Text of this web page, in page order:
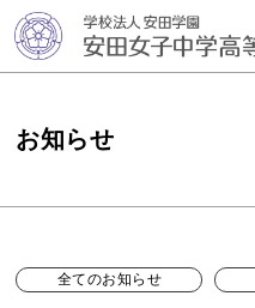
お知らせ
全てのお知らせ